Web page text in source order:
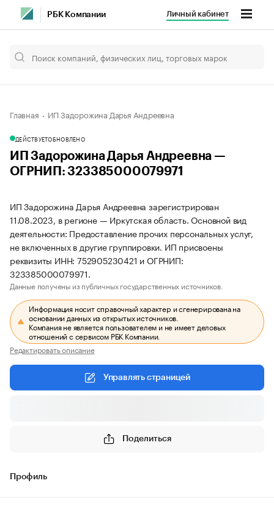
РБК Компании Личный кабинет
Главная ИП Задорожина Дарья Андреевна
ДЕЙСТВУЕТОБНОВЛЕНО
ИП Задорожина Дарья Андреевна —
ОГРНИП: 323385000079971
ИП Задорожина Дарья Андреевна зарегистрирован
11.08.2023, в регионе — Иркутская область. Основной вид
деятельности: Предоставление прочих персональных услуг,
не включенных в другие группировки. ИП присвоены
реквизиты ИНН: 752905230421 и ОГРНИП:
323385000079971.
Данные получены из публичных государственных источников.
Информация носит справочный характер и сгенерирована на
основании данных из открытых источников.
Компания не является пользователем и не имеет деловых
отношений с сервисом РБК Компании.
Редактировать описание
Управлять страницей
Поделиться
Профиль